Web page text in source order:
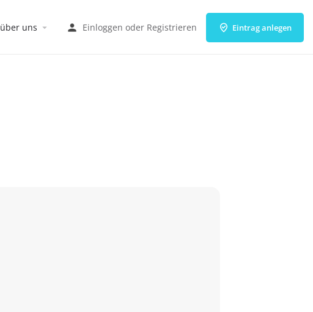
über uns Einloggen oder Registrieren Eintrag anlegen